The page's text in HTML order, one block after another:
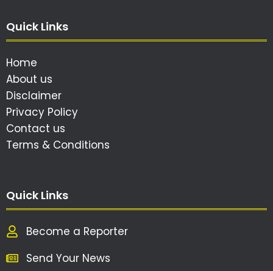
Quick Links
Home
About us
Disclaimer
Privacy Policy
Contact us
Terms & Conditions
Quick Links
Become a Reporter
Send Your News